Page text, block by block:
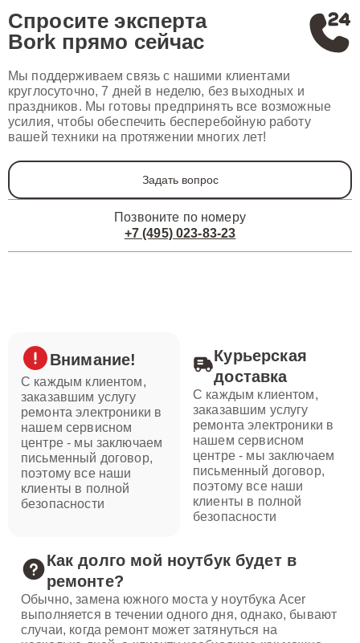
Спросите эксперта
Bork прямо сейчас
Мы поддерживаем связь с нашими клиентами
круглосуточно, 7 дней в неделю, без выходных и
праздников. Мы готовы предпринять все возможные
усилия, чтобы обеспечить бесперебойную работу
вашей техники на протяжении многих лет!
Задать вопрос
Позвоните по номеру
+7 (495) 023-83-23
Внимание!
С каждым клиентом,
заказавшим услугу
ремонта электроники в
нашем сервисном
центре - мы заключаем
письменный договор,
поэтому все наши
клиенты в полной
безопасности
Курьерская
доставка
С каждым клиентом,
заказавшим услугу
ремонта электроники в
нашем сервисном
центре - мы заключаем
письменный договор,
поэтому все наши
клиенты в полной
безопасности
Как долго мой ноутбук будет в
ремонте?
Обычно, замена южного моста у ноутбука Acer
выполняется в течении одного дня, однако, бывают
случаи, когда ремонт может затянуться на